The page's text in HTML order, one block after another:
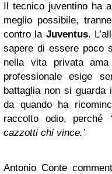
Il tecnico juventino ha
meglio possibile,
contro la Juventus.
sapere di essere poco
nella vita privata
professionale esige
battaglia non si guarda
da quando ha
raccolto odio, perché
cazzotti chi vince.’
Antonio Conte